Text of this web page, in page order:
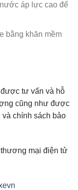
áp lực cao để
bằng khăn mềm
tư vấn và hỗ
cũng như được
chính sách bảo
thương mại điện tử